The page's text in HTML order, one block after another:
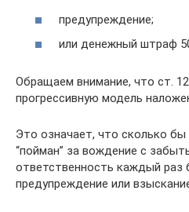
предупреждение;
или денежный штраф
Обращаем внимание, что ст.
прогрессивную модель
Это означает, что сколько
“пойман” за вождение с
ответственность каждый раз
предупреждение или